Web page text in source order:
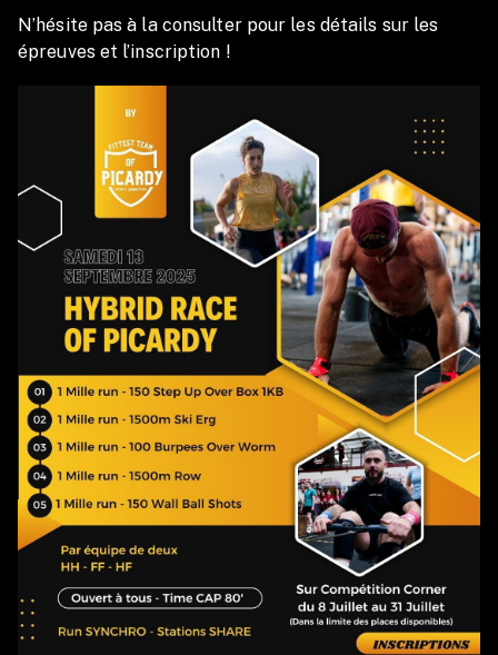
N’hésite pas à la consulter pour les détails sur les
épreuves et l’inscription !